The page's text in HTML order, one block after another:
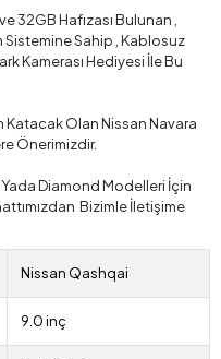
32GB Hafızası Bulunan ,
Sahip , Kablosuz
Kamerası Hediyesi İle Bu
Katacak Olan Nissan Navara
Önerimizdir.
Yada Diamond Modelleri İçin
Bizimle İletişime
Nissan Qashqai
9.0 inç